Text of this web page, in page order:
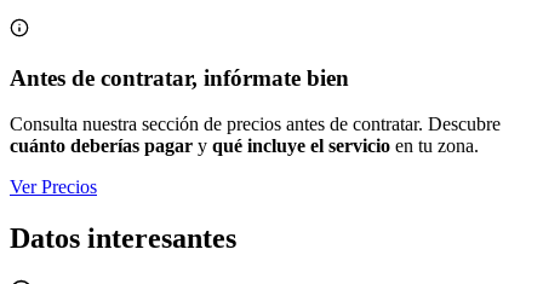
Antes de contratar, infórmate bien
Consulta nuestra sección de precios antes de contratar. Descubre
cuánto deberías pagar y qué incluye el servicio en tu zona.
Ver Precios
Datos interesantes